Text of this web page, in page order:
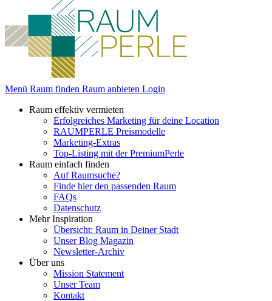
Menü Raum finden Raum anbieten Login
Raum effektiv vermieten
Erfolgreiches Marketing für deine Location
RAUMPERLE Preismodelle
Marketing-Extras
Top-Listing mit der PremiumPerle
Raum einfach finden
Auf Raumsuche?
Finde hier den passenden Raum
FAQs
Datenschutz
Mehr Inspiration
Übersicht: Raum in Deiner Stadt
Unser Blog Magazin
Newsletter-Archiv
Über uns
Mission Statement
Unser Team
Kontakt